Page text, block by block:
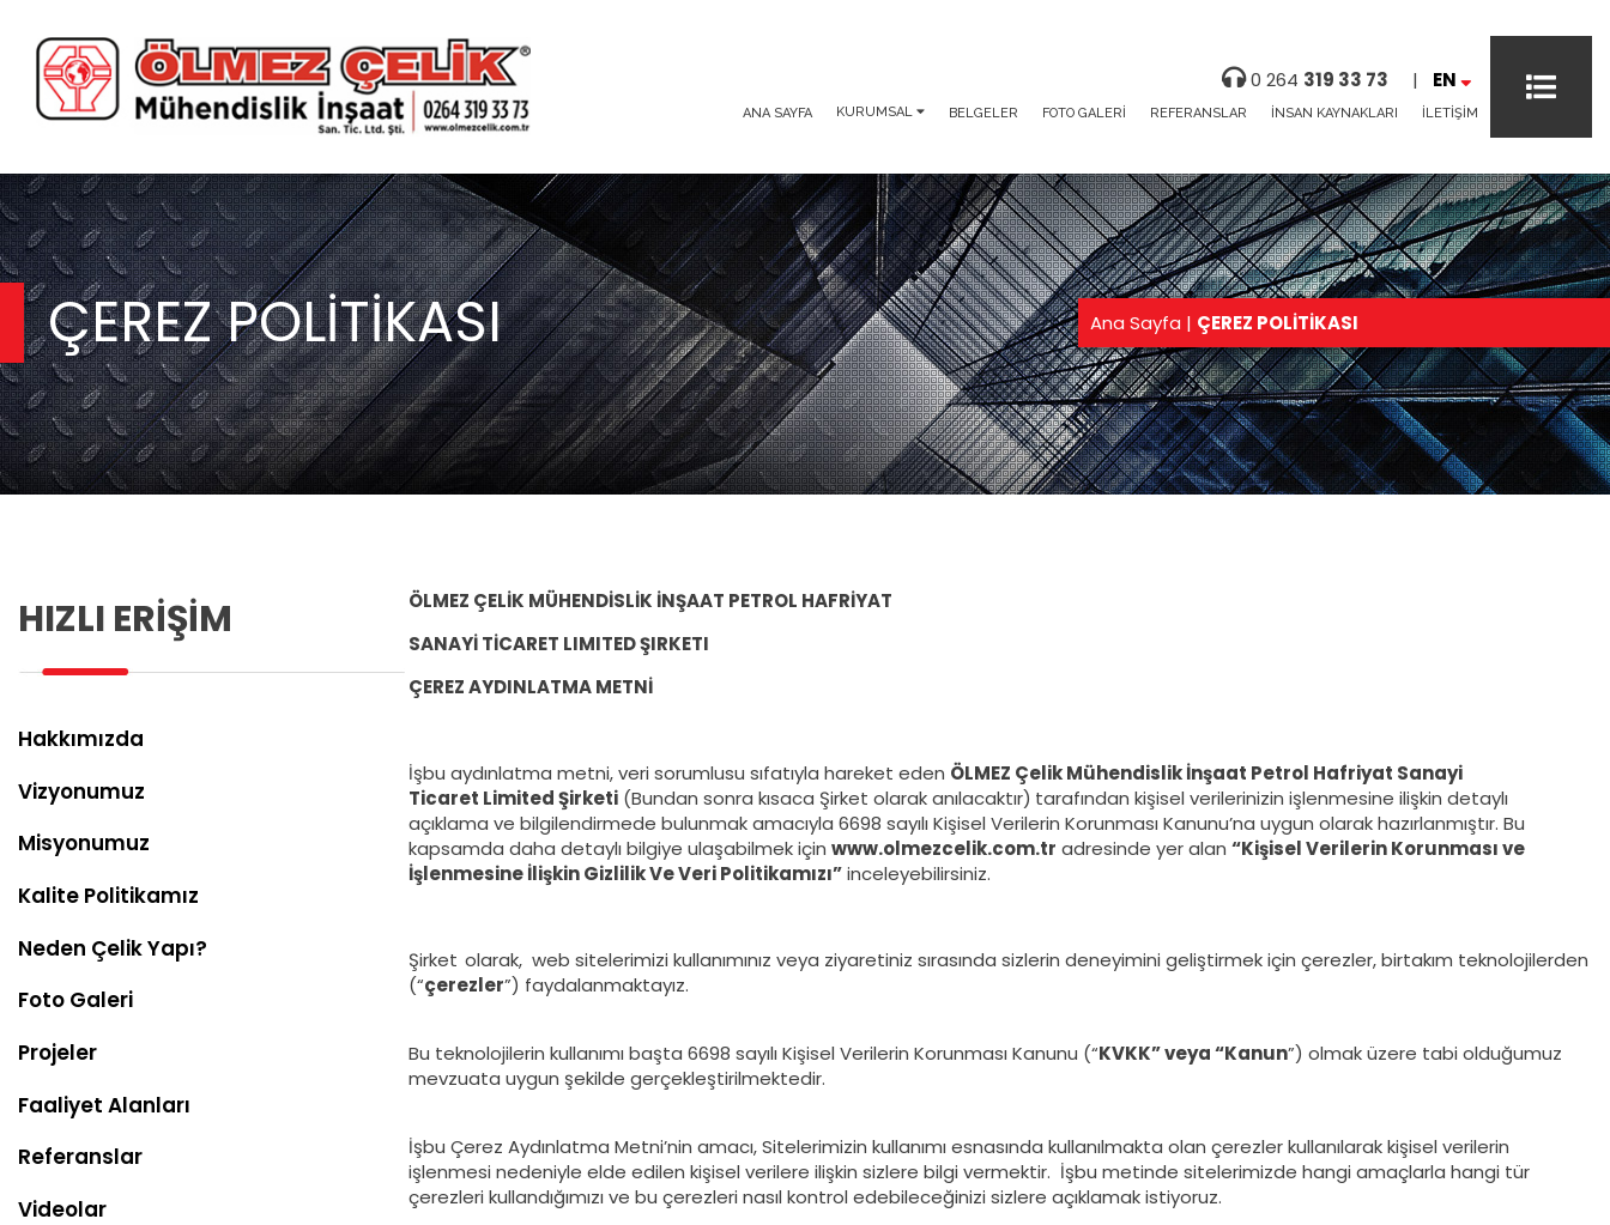
0 264 319 33 73 | EN
ANA SAYFA KURUMSAL BELGELER FOTO GALERİ REFERANSLAR İNSAN KAYNAKLARI İLETİŞİM
Ana
Hakkımızda
Foto
Galeri
Projeler
Haberler
Referanslar
Kaynakları
İletişim
ÇEREZ POLİTİKASI Ana Sayfa | ÇEREZ POLİTİKASI
HIZLI ERİŞİM
Hakkımızda
Vizyonumuz
Misyonumuz
Kalite Politikamız
Neden Çelik Yapı?
Foto Galeri
Projeler
Faaliyet Alanları
Referanslar
Videolar
ÖLMEZ ÇELİK MÜHENDİSLİK İNŞAAT PETROL HAFRİYAT
SANAYİ TİCARET LIMITED ŞIRKETI
ÇEREZ AYDINLATMA METNİ
İşbu aydınlatma metni, veri sorumlusu sıfatıyla hareket eden ÖLMEZ Çelik Mühendislik İnşaat Petrol Hafriyat Sanayi
Ticaret Limited Şirketi (Bundan sonra kısaca Şirket olarak anılacaktır) tarafından kişisel verilerinizin işlenmesine ilişkin detaylı
açıklama ve bilgilendirmede bulunmak amacıyla 6698 sayılı Kişisel Verilerin Korunması Kanunu’na uygun olarak hazırlanmıştır. Bu
kapsamda daha detaylı bilgiye ulaşabilmek içinwww.olmezcelik.com.tr adresinde yer alan“Kişisel Verilerin Korunması ve
İşlenmesine İlişkin Gizlilik Ve Veri Politikamızı”inceleyebilirsiniz.
Şirket olarak, web sitelerimizi kullanımınız veya ziyaretiniz sırasında sizlerin deneyimini geliştirmek için çerezler, birtakım teknolojilerden
(“çerezler”) faydalanmaktayız.
Bu teknolojilerin kullanımı başta 6698 sayılı Kişisel Verilerin Korunması Kanunu (“KVKK” veya “Kanun”) olmak üzere tabi olduğumuz
mevzuata uygun şekilde gerçekleştirilmektedir.
İşbu Çerez Aydınlatma Metni’nin amacı, Sitelerimizin kullanımı esnasında kullanılmakta olan çerezler kullanılarak kişisel verilerin
işlenmesi nedeniyle elde edilen kişisel verilere ilişkin sizlere bilgi vermektir. İşbu metinde sitelerimizde hangi amaçlarla hangi tür
çerezleri kullandığımızı ve bu çerezleri nasıl kontrol edebileceğinizi sizlere açıklamak istiyoruz.